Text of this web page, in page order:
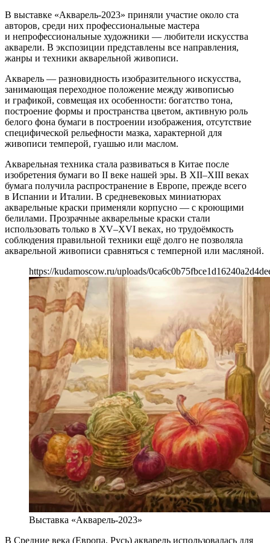
В выставке «Акварель-2023» приняли участие около ста
авторов, среди них профессиональные мастера
и непрофессиональные художники — любители искусства
акварели. В экспозиции представлены все направления,
жанры и техники акварельной живописи.
Акварель — разновидность изобразительного искусства,
занимающая переходное положение между живописью
и графикой, совмещая их особенности: богатство тона,
построение формы и пространства цветом, активную роль
белого фона бумаги в построении изображения, отсутствие
специфической рельефности мазка, характерной для
живописи темперой, гуашью или маслом.
Акварельная техника стала развиваться в Китае после
изобретения бумаги во II веке нашей эры. В XII–XIII веках
бумага получила распространение в Европе, прежде всего
в Испании и Италии. В средневековых миниатюрах
акварельные краски применяли корпусно — с кроющими
белилами. Прозрачные акварельные краски стали
использовать только в XV–XVI веках, но трудоёмкость
соблюдения правильной техники ещё долго не позволяла
акварельной живописи сравняться с темперной или масляной.
https://kudamoscow.ru/uploads/
Выставка «Акварель-2023»
В Средние века (Европа, Русь) акварель использовалась для